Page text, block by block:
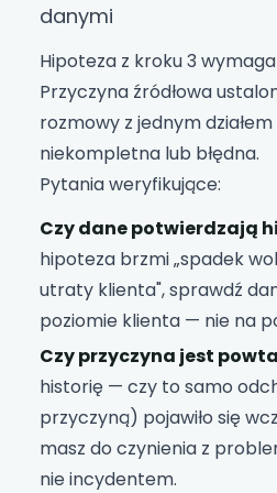
danymi
Hipoteza z kroku 3
Przyczyna źródłowa
rozmowy z jednym
niekompletna lub błędna.
Pytania weryfikujące:
Czy dane potwierdzają
hipoteza brzmi „spadek
utraty klienta", sprawdź
poziomie klienta — nie na
Czy przyczyna jest
historię — czy to samo
przyczyną) pojawiło się
masz do czynienia z
nie incydentem.